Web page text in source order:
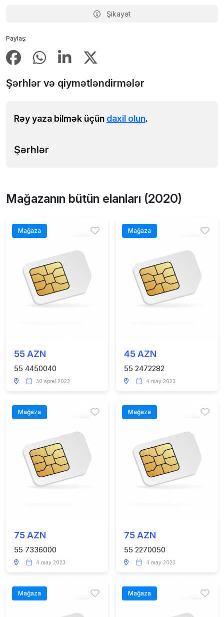
Paylaş:
Şikayət
Şərhlər və qiymətləndirmələr
Rəy yaza bilmək üçün daxil olun.
Şərhlər
Mağazanın bütün elanları (2020)
Mağaza
55 AZN
55 4450040
30 aprel 2023
Mağaza
45 AZN
55 2472282
4 may 2023
Mağaza
75 AZN
55 7336000
4 may 2023
Mağaza
75 AZN
55 2270050
4 may 2023
Mağaza Mağaza